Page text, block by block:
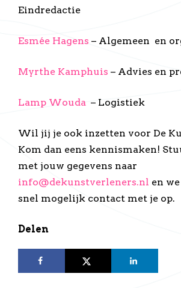
Eindredactie
Esmée Hagens – Algemeen en
Myrthe Kamphuis – Advies en
Lamp Wouda – Logistiek
Wil jij je ook inzetten voor De
Kom dan eens kennismaken!
met jouw gegevens naar
info@dekunstverleners.nl en
snel mogelijk contact met je op.
Delen